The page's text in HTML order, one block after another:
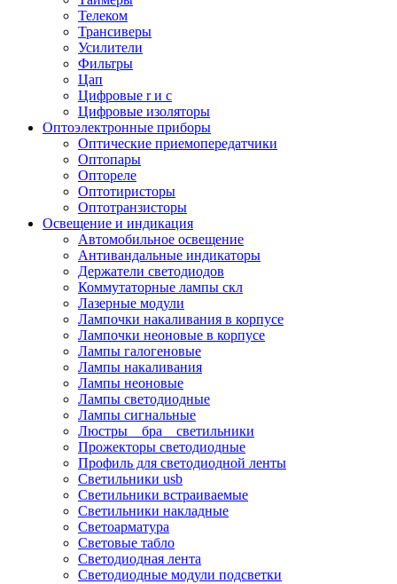
Телеком
Трансиверы
Усилители
Фильтры
Цап
Цифровые r и c
Цифровые изоляторы
Оптоэлектронные приборы
Оптические приемопередатчики
Оптопары
Оптореле
Оптотиристоры
Оптотранзисторы
Освещение и индикация
Автомобильное освещение
Антивандальные индикаторы
Держатели светодиодов
Коммутаторные лампы скл
Лазерные модули
Лампочки накаливания в корпусе
Лампочки неоновые в корпусе
Лампы галогеновые
Лампы накаливания
Лампы неоновые
Лампы светодиодные
Лампы сигнальные
Люстры _ бра _ светильники
Прожекторы светодиодные
Профиль для светодиодной ленты
Светильники usb
Светильники встраиваемые
Светильники накладные
Светоарматура
Световые табло
Светодиодная лента
Светодиодные модули подсветки